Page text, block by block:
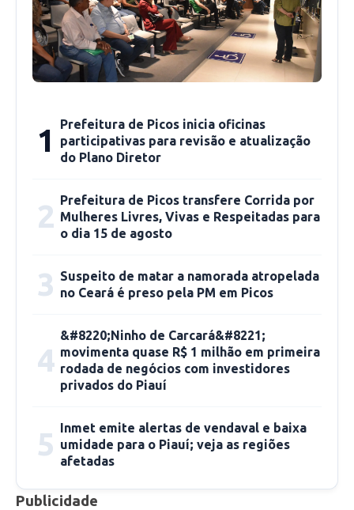
organização criminosa e falsificação de
documento público”, informou a PF.
1
Prefeitura de Picos inicia oficinas
participativas para revisão e atualização
do Plano Diretor
2 Prefeitura de Picos transfere Corrida por
Mulheres Livres, Vivas e Respeitadas para
o dia 15 de agosto
3 Suspeito de matar a namorada atropelada
no Ceará é preso pela PM em Picos
4
&#8220;Ninho de Carcará&#8221;
movimenta quase R$ 1 milhão em primeira
rodada de negócios com investidores
privados do Piauí
5 Inmet emite alertas de vendaval e baixa
umidade para o Piauí; veja as regiões
afetadas
Publicidade